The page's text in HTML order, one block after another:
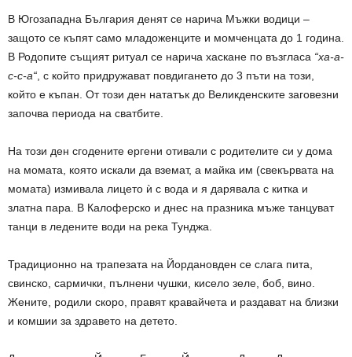
В Югозападна България денят се нарича Мъжки водици –
защото се къпят само младоженците и момченцата до 1 година.
В Родопите същият ритуал се нарича хаскане по възгласа “ха-а-
с-с-а“ , с който придружават повдигането до 3 пъти на този,
който е къпан. От този ден нататък до Великденските заговезни
започва периода на сватбите.
На този ден сгодените ергени отивали с родителите си у дома
на момата, която искали да вземат, а майка им (свекървата на
момата) измивала лицето ѝ с вода и я дарявала с китка и
златна пара. В Калоферско и днес на празника мъже танцуват
танци в ледените води на река Тунджа.
Традиционно на трапезата на Йордановден се слага пита,
свинско, сармички, пълнени чушки, кисело зеле, боб, вино.
Жените, родили скоро, правят кравайчета и раздават на близки
и комшии за здравето на детето.